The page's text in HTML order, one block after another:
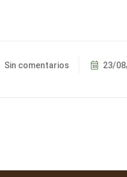
Sin comentarios 23/